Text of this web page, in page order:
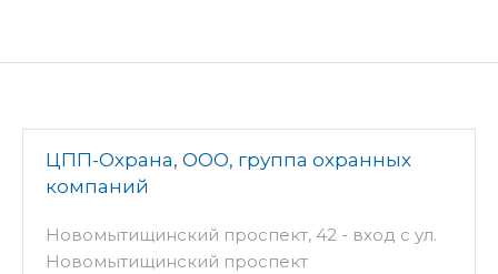
ЦПП-Охрана, ООО, группа охранных
компаний
Новомытищинский проспект, 42 - вход с ул.
Новомытищинский проспект